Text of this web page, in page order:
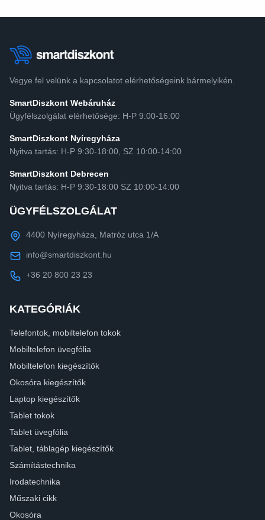
Vegye fel velünk a kapcsolatot elérhetőségeink bármelyikén.
SmartDiszkont Webáruház
Ügyfélszolgálat elérhetősége: H-P 9:00-16:00
SmartDiszkont Nyíregyháza
Nyitva tartás: H-P 9:30-18:00, SZ 10:00-14:00
SmartDiszkont Debrecen
Nyitva tartás: H-P 9:30-18:00 SZ 10:00-14:00
ÜGYFÉLSZOLGÁLAT
4400 Nyíregyháza, Matróz utca 1/A
info@smartdiszkont.hu
+36 20 800 23 23
KATEGÓRIÁK
Telefontok, mobiltelefon tokok
Mobiltelefon üvegfólia
Mobiltelefon kiegészítők
Okosóra kiegészítők
Laptop kiegészítők
Tablet tokok
Tablet üvegfólia
Tablet, táblagép kiegészítők
Számítástechnika
Irodatechnika
Műszaki cikk
Okosóra